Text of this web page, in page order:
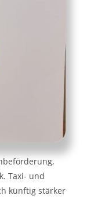
Taxi- und
künftig stärker